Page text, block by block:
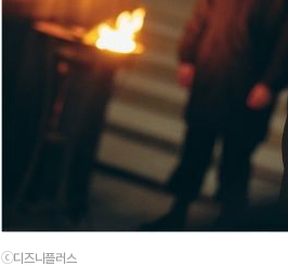
ⓒ디즈니플러스